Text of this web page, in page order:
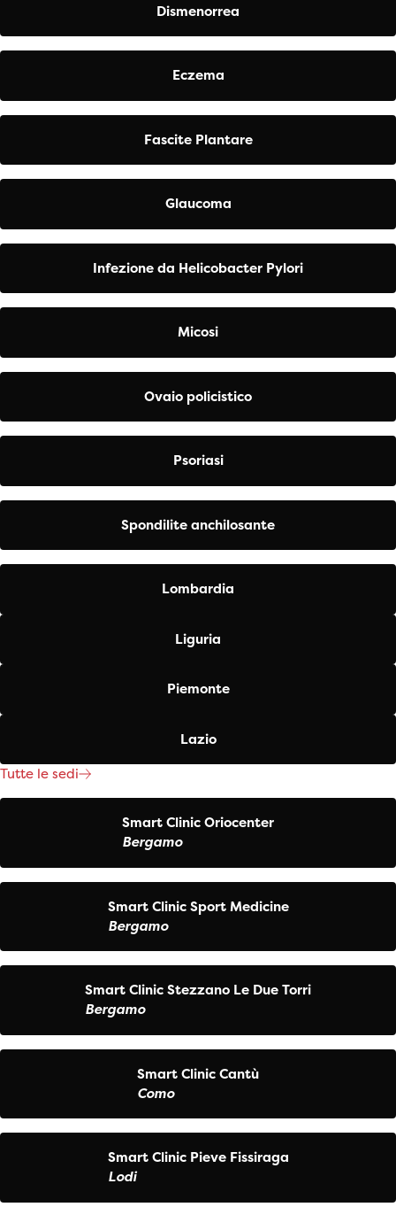
Dismenorrea
Eczema
Fascite Plantare
Glaucoma
Infezione da Helicobacter Pylori
Micosi
Ovaio policistico
Psoriasi
Spondilite anchilosante
Lombardia
Liguria
Piemonte
Lazio
Tutte le sedi
Smart Clinic Oriocenter
Bergamo
Smart Clinic Sport Medicine
Bergamo
Smart Clinic Stezzano Le Due Torri
Bergamo
Smart Clinic Cantù
Como
Smart Clinic Pieve Fissiraga
Lodi